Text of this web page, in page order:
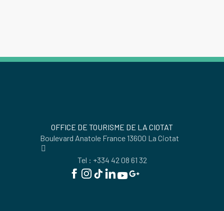
OFFICE DE TOURISME DE LA CIOTAT
Boulevard Anatole France 13600 La Ciotat
Tel : +334 42 08 61 32